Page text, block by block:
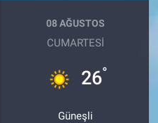
08 AĞUSTOS
CUMARTESI
26°
Güneşli